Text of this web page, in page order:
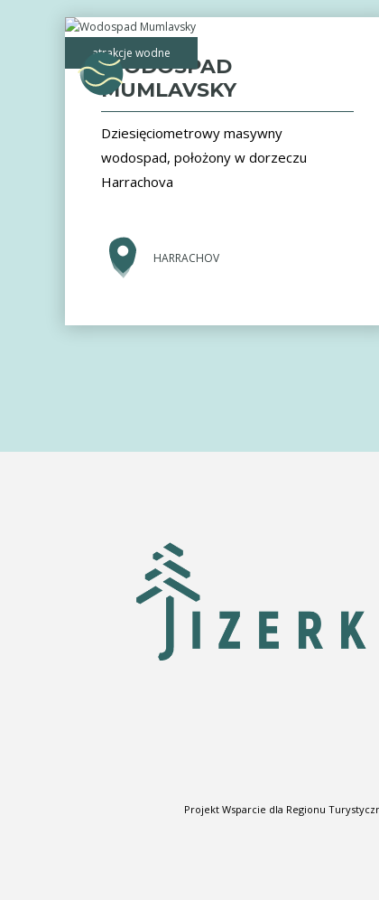
atrakcje wodne
WODOSPAD
MUMLAVSKY
Dziesięciometrowy masywny
wodospad, położony w dorzeczu
Harrachova
HARRACHOV
Projekt Wsparcie dla Regionu